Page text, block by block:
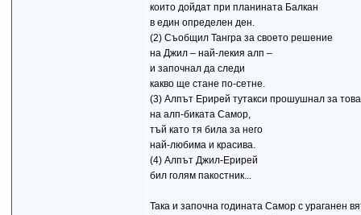
които дойдат при планината Балкан
в един определен ден.
(2) Съобщил Тангра за своето решение
на Джил – най-лекия алп –
и започнал да следи
какво ще стане по-сетне.
(3) Алпът Ерирей тутакси прошушнал за това
на алп-биката Самор,
тъй като тя била за него
най-любима и красива.
(4) Алпът Джил-Ерирей
бил голям пакостник...
Така и започна годината Самор с ураганен